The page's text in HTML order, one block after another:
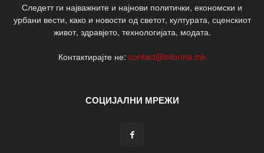
Следетт ги најважните и најнови политички, економски и
урбани вести, како и новости од светот, културата, сценскиот
живот, здравјето, технологијата, модата.
Контактирајте не: contact@informa.mk
СОЦИЈАЛНИ МРЕЖИ